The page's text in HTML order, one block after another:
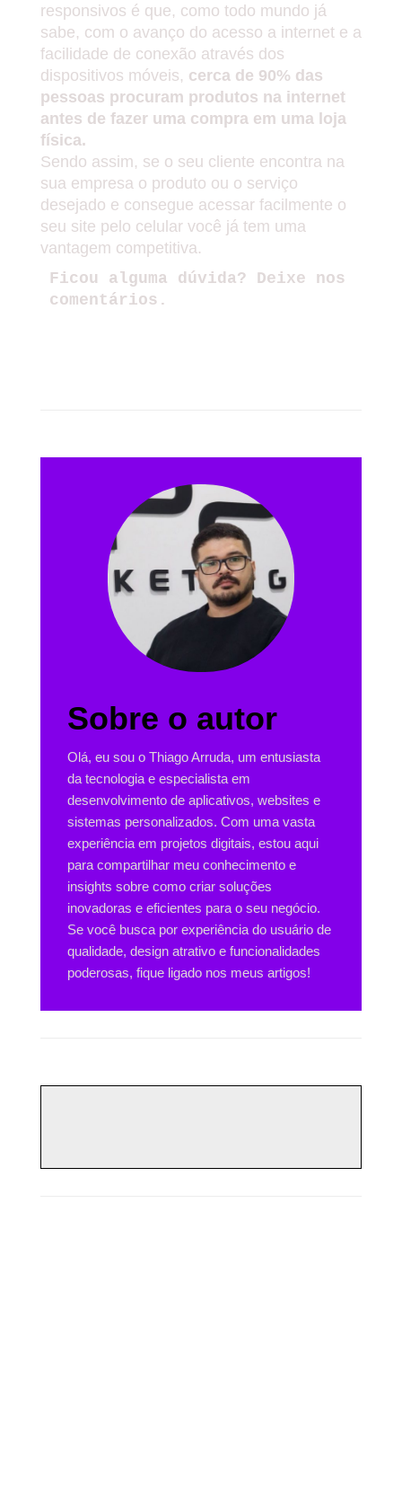
responsivos é que, como todo mundo já
sabe, com o avanço do acesso a internet e a
facilidade de conexão através dos
dispositivos móveis, cerca de 90% das
pessoas procuram produtos na internet
antes de fazer uma compra em uma loja
física.
Sendo assim, se o seu cliente encontra na
sua empresa o produto ou o serviço
desejado e consegue acessar facilmente o
seu site pelo celular você já tem uma
vantagem competitiva.
Ficou alguma dúvida? Deixe nos
comentários.
Sobre o autor
Olá, eu sou o Thiago Arruda, um entusiasta
da tecnologia e especialista em
desenvolvimento de aplicativos, websites e
sistemas personalizados. Com uma vasta
experiência em projetos digitais, estou aqui
para compartilhar meu conhecimento e
insights sobre como criar soluções
inovadoras e eficientes para o seu negócio.
Se você busca por experiência do usuário de
qualidade, design atrativo e funcionalidades
poderosas, fique ligado nos meus artigos!